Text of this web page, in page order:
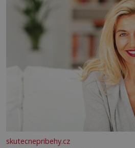
skutecnepribehy.cz